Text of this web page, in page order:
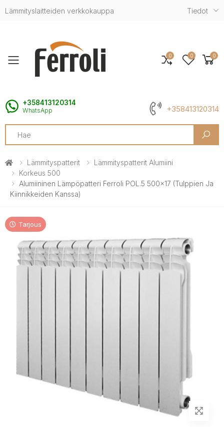
Lämmityslaitteiden verkkokauppa Tiedot
Toggle mobile menu
+358413120314
WhatsApp +358413120314
Search
0 0 0
Lämmityspatterit
Lämmityspatterit Alumiini
Korkeus 500
Alumiininen Lämpöpatteri Ferroli POL.5 500x17 (tulppien Ja
Kiinnikkeiden Kanssa)
Tarjous